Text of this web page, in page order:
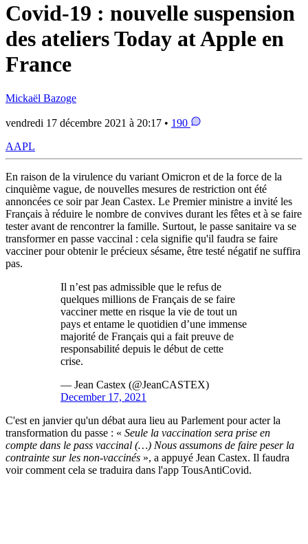
Covid-19 : nouvelle suspension
des ateliers Today at Apple en
France
Mickaël Bazoge
vendredi 17 décembre 2021 à 20:17 • 190
AAPL
En raison de la virulence du variant Omicron et de la force de la
cinquième vague, de nouvelles mesures de restriction ont été
annoncées ce soir par Jean Castex. Le Premier ministre a invité les
Français à réduire le nombre de convives durant les fêtes et à se faire
tester avant de rencontrer la famille. Surtout, le passe sanitaire va se
transformer en passe vaccinal : cela signifie qu'il faudra se faire
vacciner pour obtenir le précieux sésame, être testé négatif ne suffira
pas.
Il n’est pas admissible que le refus de
quelques millions de Français de se faire
vacciner mette en risque la vie de tout un
pays et entame le quotidien d’une immense
majorité de Français qui a fait preuve de
responsabilité depuis le début de cette
crise.
— Jean Castex (@JeanCASTEX)
December 17, 2021
C'est en janvier qu'un débat aura lieu au Parlement pour acter la
transformation du passe : « Seule la vaccination sera prise en
compte dans le pass vaccinal (…) Nous assumons de faire peser la
contrainte sur les non-vaccinés », a appuyé Jean Castex. Il faudra
voir comment cela se traduira dans l'app TousAntiCovid.